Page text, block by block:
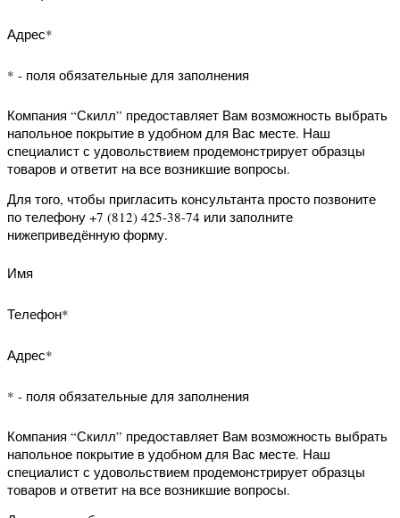
Для того, чтобы запросить образец
просто позвоните по телефону +7
нижеприведённую форму.
Имя
Телефон*
Адрес*
Компания “Скилл” предоставляет Вам
образец на дом. Наш специалист с
удовольствием продемонстрирует
образцец товара и ответит на все
возникшие вопросы.